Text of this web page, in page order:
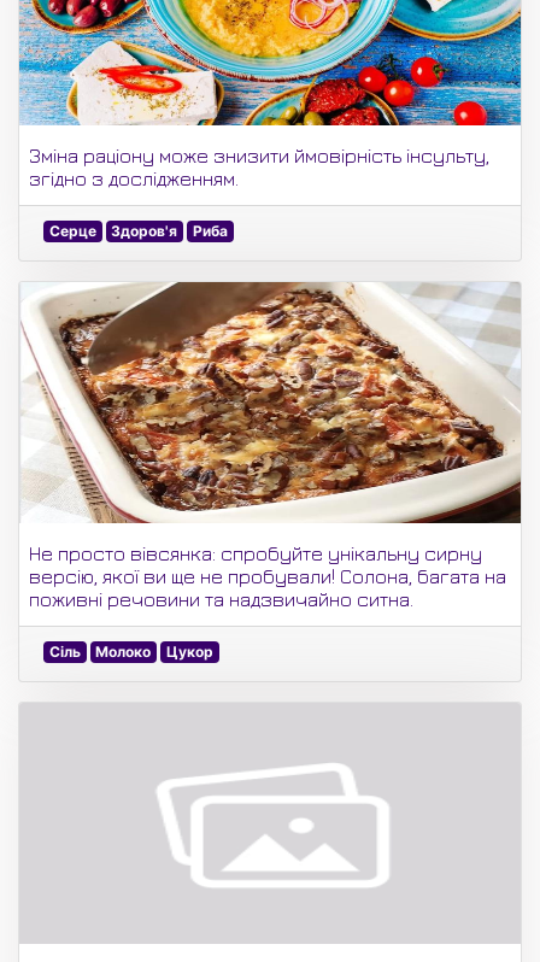
Зміна раціону може знизити ймовірність інсульту,
згідно з дослідженням.
Серце Здоров'я Риба
Не просто вівсянка: спробуйте унікальну сирну
версію, якої ви ще не пробували! Солона, багата на
поживні речовини та надзвичайно ситна.
Сіль Молоко Цукор